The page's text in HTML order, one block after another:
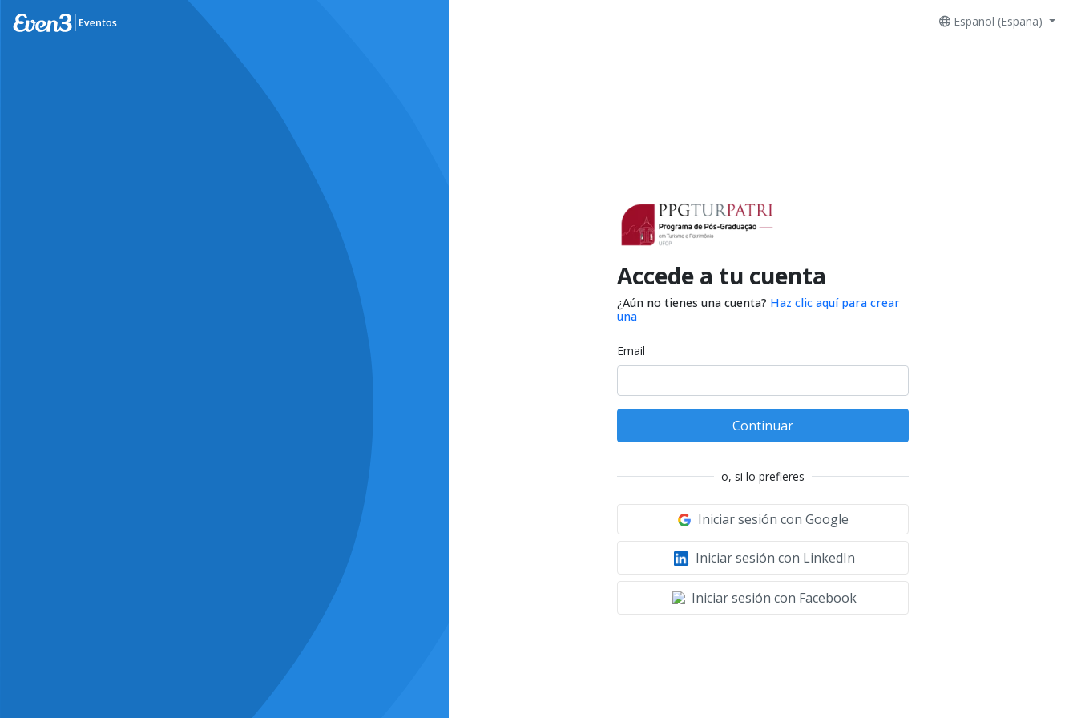
Español (España)
Accede a tu cuenta
¿Aún no tienes una cuenta? Haz clic aquí para crear
una
Email
Continuar
o, si lo prefieres
Iniciar sesión con Google
Iniciar sesión con LinkedIn
Iniciar sesión con Facebook